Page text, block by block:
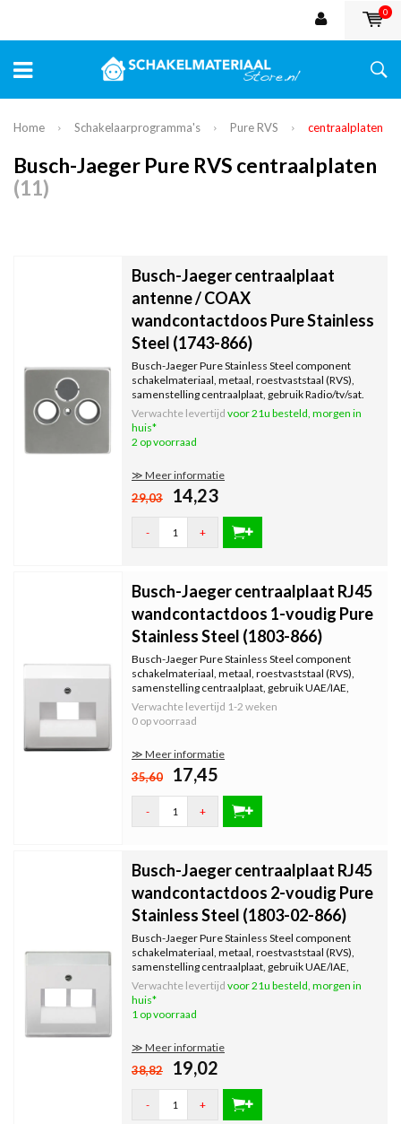
0
Home Schakelaarprogramma's Pure RVS centraalplaten
Busch-Jaeger Pure RVS centraalplaten
(11)
Busch-Jaeger centraalplaat
antenne / COAX
wandcontactdoos Pure Stainless
Steel (1743-866)
Busch-Jaeger Pure Stainless Steel component
schakelmateriaal, metaal, roestvaststaal (RVS),
samenstelling centraalplaat, gebruik Radio/tv/sat.
Met centrale bevestiging M3. Materiaal pure
stainless steel. Anti fingerprint.
Verwachte levertijd voor 21u besteld, morgen in
huis*
2 op voorraad
≫ Meer informatie
29,03 14,23
- +
Busch-Jaeger centraalplaat RJ45
wandcontactdoos 1-voudig Pure
Stainless Steel (1803-866)
Busch-Jaeger Pure Stainless Steel component
schakelmateriaal, metaal, roestvaststaal (RVS),
samenstelling centraalplaat, gebruik UAE/IAE,
opdrukveld...
Verwachte levertijd 1-2 weken
0 op voorraad
≫ Meer informatie
35,60 17,45
- +
Busch-Jaeger centraalplaat RJ45
wandcontactdoos 2-voudig Pure
Stainless Steel (1803-02-866)
Busch-Jaeger Pure Stainless Steel component
schakelmateriaal, metaal, roestvaststaal (RVS),
samenstelling centraalplaat, gebruik UAE/IAE,
opdrukveld...
Verwachte levertijd voor 21u besteld, morgen in
huis*
1 op voorraad
≫ Meer informatie
38,82 19,02
- +